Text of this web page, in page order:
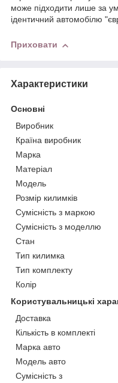
може підходити лише за
ідентичний автомобілю
Приховати
Характеристики
Основні
Виробник
Країна виробник
Марка
Матеріал
Модель
Розмір килимків
Сумісність з маркою
Сумісність з моделлю
Стан
Тип килимка
Тип комплекту
Колір
Користувальницькі
Доставка
Кількість в комплекті
Марка авто
Модель авто
Сумісність з